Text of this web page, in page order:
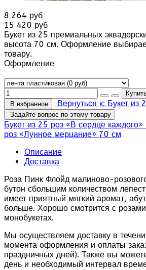
8 264 руб
15 420 руб
Букет из 25 премиальных
высота 70 см. Оформление
товару.
Оформление
В избранное Вернуться к: Букет из
Задайте вопрос по этому товару
Букет из 25 роз «В сердце
роз «Лунное мерцание» 70 см
Описание
Доставка
Роза Пинк Флойд малиново-
бутон сбольшим количеством
имеет приятный мягкий аромат,
больше. Хорошо смотрится с
монобукетах.
Мы осуществляем доставку в
момента оформления и оплаты
праздничных дней). Также вы
день и необходимый интервал